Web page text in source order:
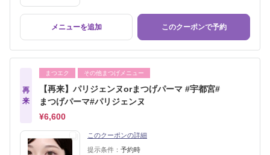
メニューを追加 このクーポンで予約
再
来
まつエク その他まつげメニュー
【再来】パリジェンヌorまつげパーマ #宇都宮#
まつげパーマ#パリジェンヌ
¥6,600
このクーポンの詳細
提示条件： 予約時